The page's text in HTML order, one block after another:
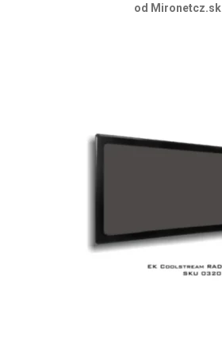
od Mironetcz.sk